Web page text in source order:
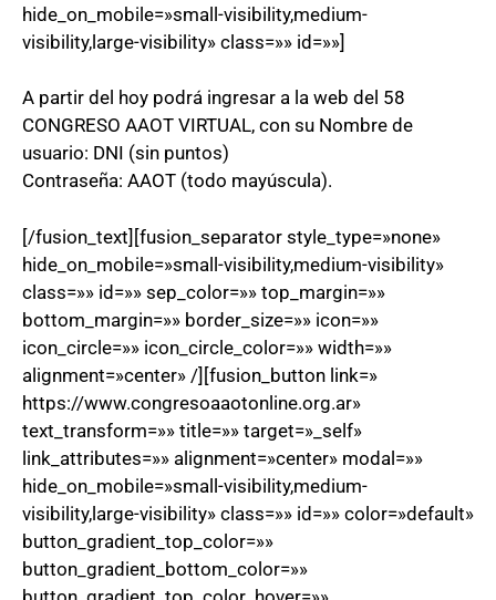
hide_on_mobile=»small-visibility,medium-
visibility,large-visibility» class=»» id=»»]
A partir del hoy podrá ingresar a la web del 58
CONGRESO AAOT VIRTUAL, con su Nombre de
usuario: DNI (sin puntos)
Contraseña: AAOT (todo mayúscula).
[/fusion_text][fusion_separator style_type=»none»
hide_on_mobile=»small-visibility,medium-visibility»
class=»» id=»» sep_color=»» top_margin=»»
bottom_margin=»» border_size=»» icon=»»
icon_circle=»» icon_circle_color=»» width=»»
alignment=»center» /][fusion_button link=»
https://www.congresoaaotonline.org.ar»
text_transform=»» title=»» target=»_self»
link_attributes=»» alignment=»center» modal=»»
hide_on_mobile=»small-visibility,medium-
visibility,large-visibility» class=»» id=»» color=»default»
button_gradient_top_color=»»
button_gradient_bottom_color=»»